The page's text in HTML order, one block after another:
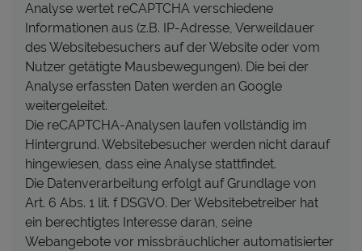
Analyse wertet reCAPTCHA verschiedene
Informationen aus (z.B. IP-Adresse, Verweildauer
des Websitebesuchers auf der Website oder vom
Nutzer getätigte Mausbewegungen). Die bei der
Analyse erfassten Daten werden an Google
weitergeleitet.
Die reCAPTCHA-Analysen laufen vollständig im
Hintergrund. Websitebesucher werden nicht darauf
hingewiesen, dass eine Analyse stattfindet.
Die Datenverarbeitung erfolgt auf Grundlage von
Art. 6 Abs. 1 lit. f DSGVO. Der Websitebetreiber hat
ein berechtigtes Interesse daran, seine
Webangebote vor missbräuchlicher automatisierter